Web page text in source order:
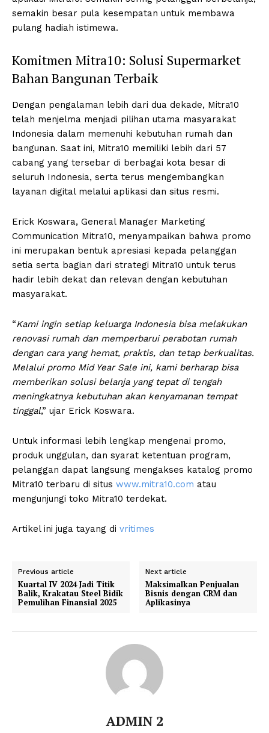
semakin besar pula kesempatan untuk membawa
pulang hadiah istimewa.
Komitmen Mitra10: Solusi Supermarket
Bahan Bangunan Terbaik
Dengan pengalaman lebih dari dua dekade, Mitra10
telah menjelma menjadi pilihan utama masyarakat
Indonesia dalam memenuhi kebutuhan rumah dan
bangunan. Saat ini, Mitra10 memiliki lebih dari 57
cabang yang tersebar di berbagai kota besar di
seluruh Indonesia, serta terus mengembangkan
layanan digital melalui aplikasi dan situs resmi.
Erick Koswara, General Manager Marketing
Communication Mitra10, menyampaikan bahwa promo
ini merupakan bentuk apresiasi kepada pelanggan
setia serta bagian dari strategi Mitra10 untuk terus
hadir lebih dekat dan relevan dengan kebutuhan
masyarakat.
“Kami ingin setiap keluarga Indonesia bisa melakukan
renovasi rumah dan memperbarui perabotan rumah
dengan cara yang hemat, praktis, dan tetap berkualitas.
Melalui promo Mid Year Sale ini, kami berharap bisa
memberikan solusi belanja yang tepat di tengah
meningkatnya kebutuhan akan kenyamanan tempat
tinggal,” ujar Erick Koswara.
Untuk informasi lebih lengkap mengenai promo,
produk unggulan, dan syarat ketentuan program,
pelanggan dapat langsung mengakses katalog promo
Mitra10 terbaru di situs www.mitra10.com atau
mengunjungi toko Mitra10 terdekat.
Artikel ini juga tayang di vritimes
Previous article
Kuartal IV 2024 Jadi Titik
Balik, Krakatau Steel Bidik
Pemulihan Finansial 2025
Next article
Maksimalkan Penjualan
Bisnis dengan CRM dan
Aplikasinya
ADMIN 2